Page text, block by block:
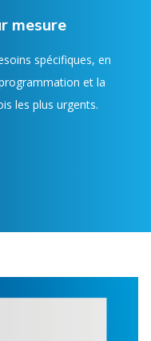
mesure
spécifiques, en
et la
les plus urgents.